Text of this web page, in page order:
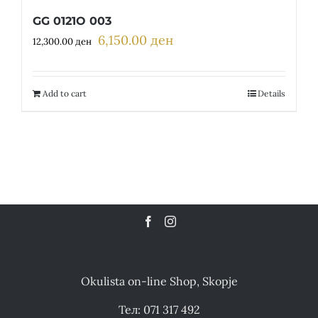
GG 0121O 003
12,300.00ден Original
6,150.00 денCurrent
Add to cart Details
Okulista on-line Shop, Skopje
Тел: 071 317 492